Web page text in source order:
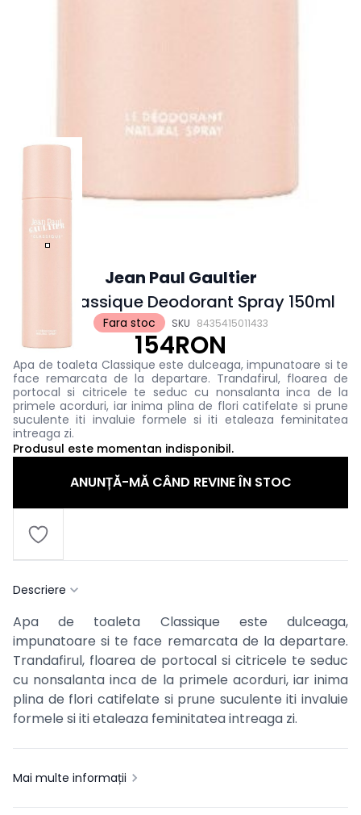
Fara stoc SKU 8435415011433
Jean Paul Gaultier
JPG Classique Deodorant Spray 150ml
154RON
Apa de toaleta Classique este dulceaga, impunatoare si te
face remarcata de la departare. Trandafirul, floarea de
portocal si citricele te seduc cu nonsalanta inca de la
primele acorduri, iar inima plina de flori catifelate si prune
suculente iti invaluie formele si iti etaleaza feminitatea
intreaga zi.
Produsul este momentan indisponibil.
ANUNȚĂ-MĂ CÂND REVINE ÎN STOC
Descriere
Apa de toaleta Classique este dulceaga,
impunatoare si te face remarcata de la departare.
Trandafirul, floarea de portocal si citricele te seduc
cu nonsalanta inca de la primele acorduri, iar inima
plina de flori catifelate si prune suculente iti invaluie
formele si iti etaleaza feminitatea intreaga zi.
Mai multe informații